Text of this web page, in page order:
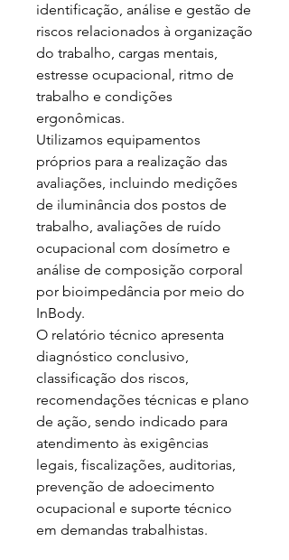
identificação, análise e gestão de
riscos relacionados à organização
do trabalho, cargas mentais,
estresse ocupacional, ritmo de
trabalho e condições
ergonômicas.
Utilizamos equipamentos
próprios para a realização das
avaliações, incluindo medições
de iluminância dos postos de
trabalho, avaliações de ruído
ocupacional com dosímetro e
análise de composição corporal
por bioimpedância por meio do
InBody.
O relatório técnico apresenta
diagnóstico conclusivo,
classificação dos riscos,
recomendações técnicas e plano
de ação, sendo indicado para
atendimento às exigências
legais, fiscalizações, auditorias,
prevenção de adoecimento
ocupacional e suporte técnico
em demandas trabalhistas.